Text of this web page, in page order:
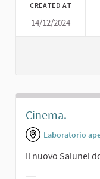
CREATED AT
14/12/2024
Cinema.
Laboratorio
Il nuovo Salunei